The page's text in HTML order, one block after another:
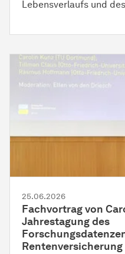
Lebensverlaufs und
25.06.2026
Fachvortrag von
Jahrestagung des
Rentenversicherung